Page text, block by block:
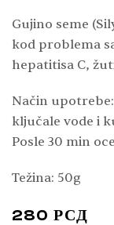
Gujino seme
kod problema
hepatitisa C,
gljiva. (Dr.
Način
ključale vode i
Posle 30 min
Težina: 50g
280 РСД